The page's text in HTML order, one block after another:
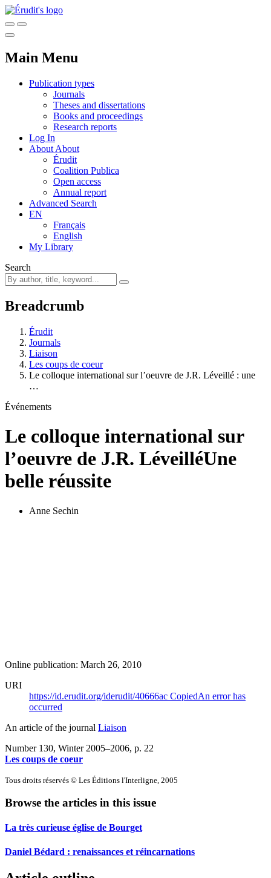
Main Menu
Publication types
Journals
Theses and dissertations
Books and proceedings
Research reports
Log In
About About
Érudit
Coalition Publica
Open access
Annual report
Advanced Search
EN
Français
English
My Library
Search
Breadcrumb
Érudit
Journals
Liaison
Les coups de coeur
Le colloque international sur l’oeuvre de J.R. Léveillé : une
…
Événements
Le colloque international sur
l’oeuvre de J.R. LéveilléUne
belle réussite
Anne Sechin
Online publication: March 26, 2010
URI
https://id.erudit.org/iderudit/40666ac CopiedAn error has
occurred
An article of the journal Liaison
Number 130, Winter 2005–2006, p. 22
Les coups de coeur
Tous droits réservés © Les Éditions l'Interligne, 2005
Browse the articles in this issue
La très curieuse église de Bourget
Daniel Bédard : renaissances et réincarnations